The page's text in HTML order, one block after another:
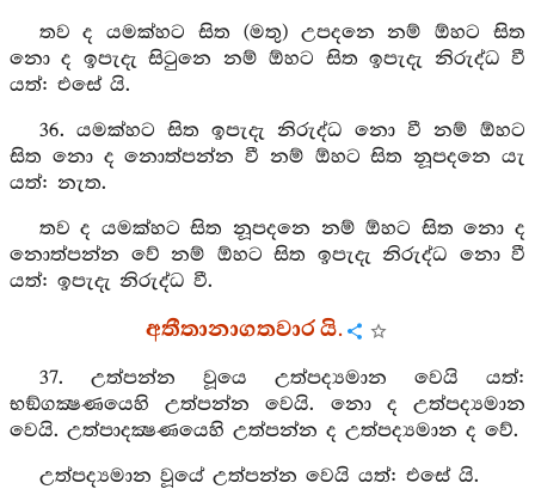
තව ද යමක්හට සිත (මතු) උපදනෙ නම් ඕහට සිත
නො ද ඉපැදැ සිටුනෙ නම් ඕහට සිත ඉපැදැ නිරුද්ධ වී
යත්: එසේ යි.
36. යමක්හට සිත ඉපැදැ නිරුද්ධ නො වී නම් ඕහට
සිත නො ද නොත්පන්න වී නම් ඕහට සිත නූපදනෙ යැ
යත්: නැත.
තව ද යමක්හට සිත නූපදනෙ නම් ඕහට සිත නො ද
නොත්පන්න වේ නම් ඕහට සිත ඉපැදැ නිරුද්ධ නො වී
යත්: ඉපැදැ නිරුද්ධ වී.
අතීතානාගතවාර යි.
37. උත්පන්න වූයෙ උත්පද්‍යමාන වෙයි යත්:
භඞ්ගක්‍ෂණයෙහි උත්පන්න වෙයි. නො ද උත්පද්‍යමාන
වෙයි. උත්පාදක්‍ෂණයෙහි උත්පන්න ද උත්පද්‍යමාන ද වේ.
උත්පද්‍යමාන වූයේ උත්පන්න වෙයි යත්: එසේ යි.